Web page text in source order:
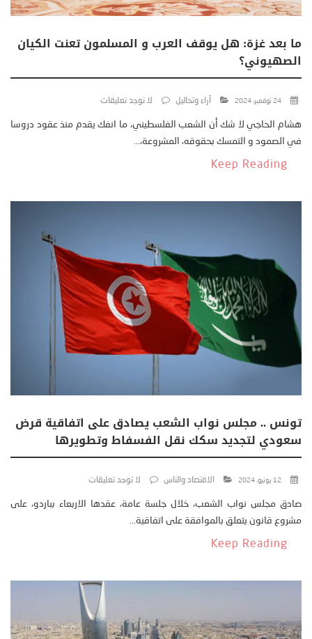
ما بعد غزة: ھل يوقف العرب و المسلمون تعنت الكيان
الصهيوني؟
24 نوفمبر، 2024 آراء وتحاليل لا توجد تعليقات
هشام الحاجي لا شك أن الشعب الفلسطيني، ما انفك يقدم منذ عقود دروسا
في الصمود و التمسك بحقوقه، المشروعة،...
Keep Reading
تونس .. مجلس نواب الشعب يصادق على اتفاقية قرض
سعودي لتجديد سكك نقل الفسفاط وتطويرها
12 يونيو، 2024 الاقتصاد والناس لا توجد تعليقات
صادق مجلس نواب الشعب، خلال جلسة عامة، عقدها الاربعاء بباردو، على
مشروع قانون يتعلق بالموافقة على اتفاقية...
Keep Reading